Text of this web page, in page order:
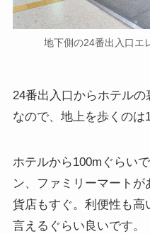
地下側の24番出入口エ
24番出入口からホテル
なので、地上を歩くのは
ホテルから100mぐらい
ン、ファミリーマート
貨店もすぐ。利便性も高
言えるぐらい良いです。